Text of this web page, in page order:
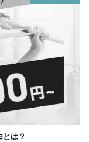
とは？